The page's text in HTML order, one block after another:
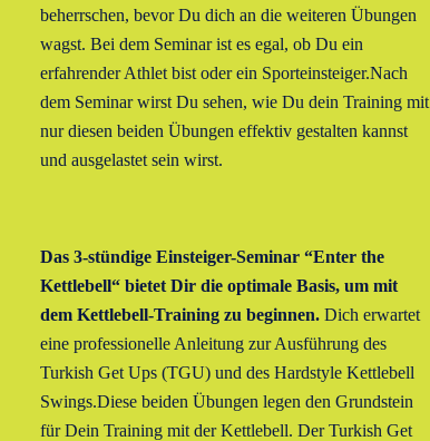
beherrschen, bevor Du dich an die weiteren Übungen
wagst. Bei dem Seminar ist es egal, ob Du ein
erfahrender Athlet bist oder ein Sporteinsteiger.Nach
dem Seminar wirst Du sehen, wie Du dein Training mit
nur diesen beiden Übungen effektiv gestalten kannst
und ausgelastet sein wirst.
Das 3-stündige Einsteiger-Seminar “Enter the
Kettlebell“ bietet Dir die optimale Basis, um mit
dem Kettlebell-Training zu beginnen. Dich erwartet
eine professionelle Anleitung zur Ausführung des
Turkish Get Ups (TGU) und des Hardstyle Kettlebell
Swings.Diese beiden Übungen legen den Grundstein
für Dein Training mit der Kettlebell. Der Turkish Get